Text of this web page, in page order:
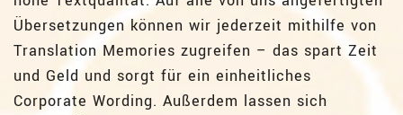
Übersetzungen können wir jederzeit mithilfe von
Translation Memories zugreifen – das spart Zeit
und Geld und sorgt für ein einheitliches
Corporate Wording. Außerdem lassen sich